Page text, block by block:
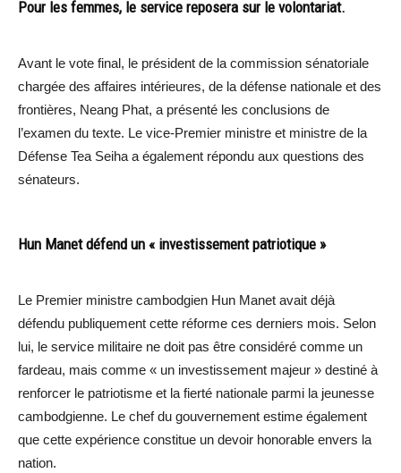
Pour les femmes, le service reposera sur le volontariat.
Avant le vote final, le président de la commission sénatoriale
chargée des affaires intérieures, de la défense nationale et des
frontières, Neang Phat, a présenté les conclusions de
l’examen du texte. Le vice-Premier ministre et ministre de la
Défense Tea Seiha a également répondu aux questions des
sénateurs.
Hun Manet défend un « investissement patriotique »
Le Premier ministre cambodgien Hun Manet avait déjà
défendu publiquement cette réforme ces derniers mois. Selon
lui, le service militaire ne doit pas être considéré comme un
fardeau, mais comme « un investissement majeur » destiné à
renforcer le patriotisme et la fierté nationale parmi la jeunesse
cambodgienne. Le chef du gouvernement estime également
que cette expérience constitue un devoir honorable envers la
nation.